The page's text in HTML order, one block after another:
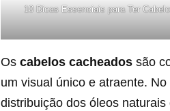
10 Dicas Essenciais para Ter
Os cabelos cacheados são
um visual único e atraente.
distribuição dos óleos